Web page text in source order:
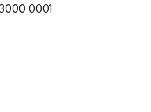
0001